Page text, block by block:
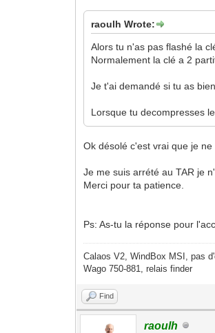
raoulh Wrote:
Alors tu n'as pas flashé la
Normalement la clé a 2
Je t'ai demandé si tu as
Lorsque tu decompresses
Ok désolé c'est vrai que je ne
Je me suis arrété au TAR je
Merci pour ta patience.
Ps: As-tu la réponse pour
Calaos V2, WindBox MSI, pas
Wago 750-881, relais finder
Find
raoulh